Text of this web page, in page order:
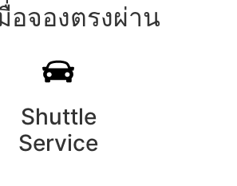
อจองตรงผ่าน
Shuttle
Service